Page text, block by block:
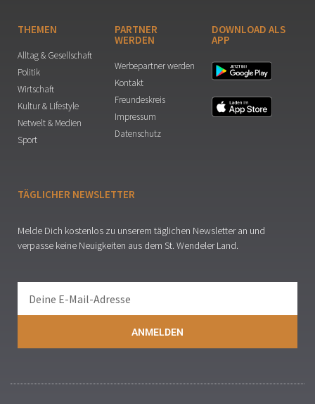
THEMEN
Alltag & Gesellschaft
Politik
Wirtschaft
Kultur & Lifestyle
Netwelt & Medien
Sport
PARTNER
WERDEN
Werbepartner werden
Kontakt
Freundeskreis
Impressum
Datenschutz
DOWNLOAD ALS
APP
TÄGLICHER NEWSLETTER
Melde Dich kostenlos zu unserem täglichen Newsletter an und
verpasse keine Neuigkeiten aus dem St. Wendeler Land.
ANMELDEN